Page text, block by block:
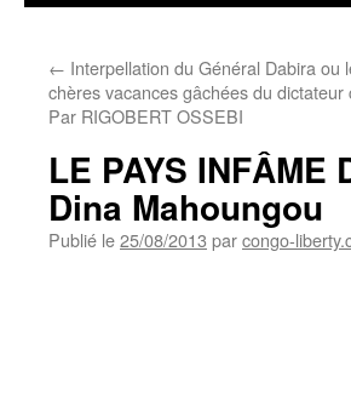
← Interpellation du Général Dabira ou
chères vacances gâchées du dictateur
Par RIGOBERT OSSEBI
LE PAYS INFÂME
Dina Mahoungou
Publié le25/08/2013 parcongo-